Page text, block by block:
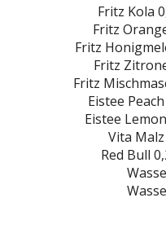
Fritz Kola
Fritz
Fritz
Fritz
Fritz
Eistee
Eistee
Vita
Red Bull